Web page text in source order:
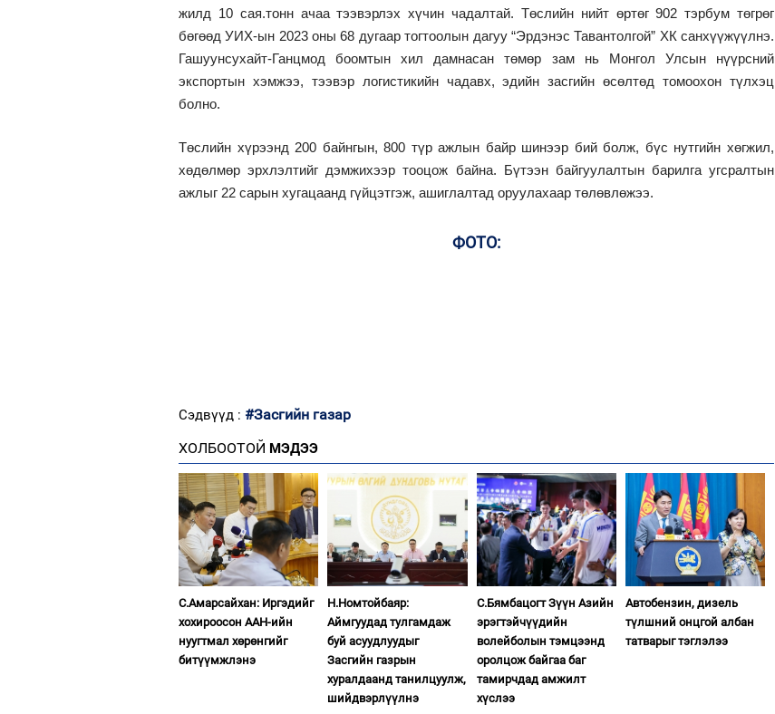
жилд 10 сая.тонн ачаа тээвэрлэх хүчин чадалтай. Төслийн нийт өртөг 902 тэрбум төгрөг
бөгөөд УИХ-ын 2023 оны 68 дугаар тогтоолын дагуу “Эрдэнэс Тавантолгой” ХК санхүүжүүлнэ.
Гашуунсухайт-Ганцмод боомтын хил дамнасан төмөр зам нь Монгол Улсын нүүрсний
экспортын хэмжээ, тээвэр логистикийн чадавх, эдийн засгийн өсөлтөд томоохон түлхэц
болно.
Төслийн хүрээнд 200 байнгын, 800 түр ажлын байр шинээр бий болж, бүс нутгийн хөгжил,
хөдөлмөр эрхлэлтийг дэмжихээр тооцож байна. Бүтээн байгуулалтын барилга угсралтын
ажлыг 22 сарын хугацаанд гүйцэтгэж, ашиглалтад оруулахаар төлөвлөжээ.
ФОТО:
Сэдвүүд : #Засгийн газар
ХОЛБООТОЙ МЭДЭЭ
С.Амарсайхан: Иргэдийг
хохироосон ААН-ийн
нуугтмал хөрөнгийг
битүүмжлэнэ
Н.Номтойбаяр:
Аймгуудад тулгамдаж
буй асуудлуудыг
Засгийн газрын
хуралдаанд танилцуулж,
шийдвэрлүүлнэ
С.Бямбацогт Зүүн Азийн
эрэгтэйчүүдийн
волейболын тэмцээнд
оролцож байгаа баг
тамирчдад амжилт
хүслээ
Автобензин, дизель
түлшний онцгой албан
татварыг тэглэлээ